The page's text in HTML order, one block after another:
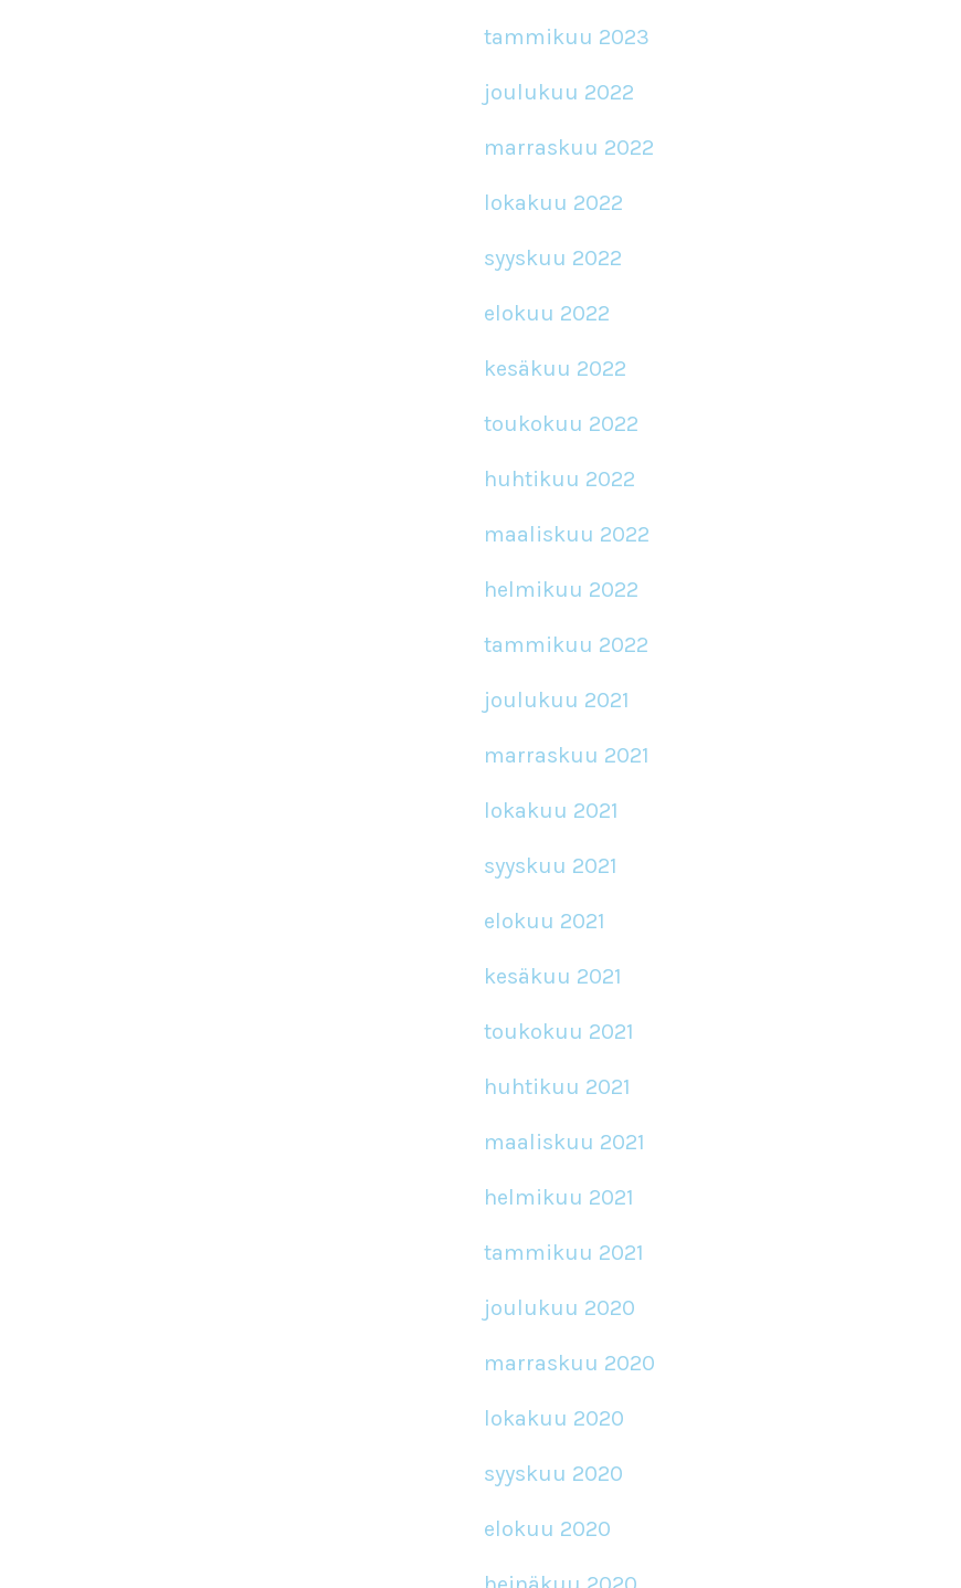
tammikuu 2023
joulukuu 2022
marraskuu 2022
lokakuu 2022
syyskuu 2022
elokuu 2022
kesäkuu 2022
toukokuu 2022
huhtikuu 2022
maaliskuu 2022
helmikuu 2022
tammikuu 2022
joulukuu 2021
marraskuu 2021
lokakuu 2021
syyskuu 2021
elokuu 2021
kesäkuu 2021
toukokuu 2021
huhtikuu 2021
maaliskuu 2021
helmikuu 2021
tammikuu 2021
joulukuu 2020
marraskuu 2020
lokakuu 2020
syyskuu 2020
elokuu 2020